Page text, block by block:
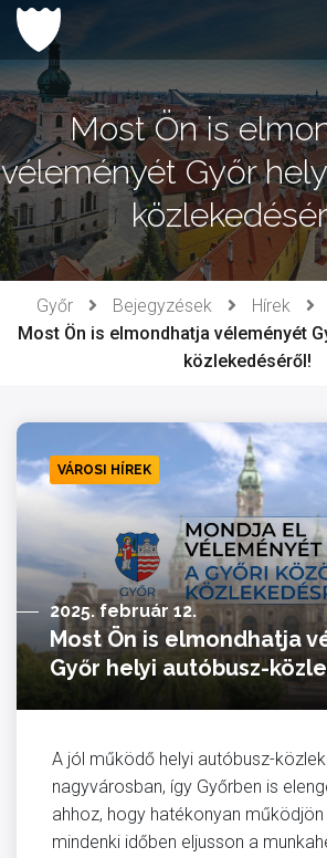
Ugrás
tartalomhoz
Most Ön is
véleményét Győr
Győr Bejegyzések Hírek
Most Ön is elmondhatja véleményét
közlekedéséről!
VÁROSI HÍREK
2025. február 12.
Most Ön is elmondhatja
Győr helyi autóbusz-
A jól működő helyi autóbusz-
nagyvárosban, így Győrben is
ahhoz, hogy hatékonyan
mindenki időben eljusson a